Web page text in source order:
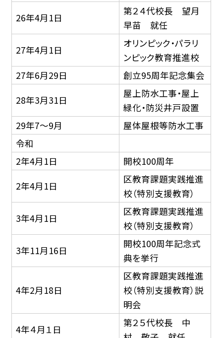
26年4月1日
第２４代校長 望月
早苗 就任
27年4月1日
オリンピック・パラリ
ンピック教育推進校
27年6月29日
創立95周年記念集会
28年3月31日
屋上防水工事・屋上
緑化・防災井戸設置
29年7〜9月
屋体屋根等防水工事
令和
2年4月1日
開校100周年
2年4月1日
区教育課題実践推進
校（特別支援教育）
3年4月1日
区教育課題実践推進
校（特別支援教育）
3年11月16日
開校100周年記念式
典を挙行
4年2月18日
区教育課題実践推進
校（特別支援教育）説
明会
4年４月１日
第２５代校長 中